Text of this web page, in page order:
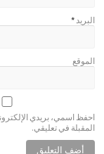
البريد*
الموقع
احفظ اسمي، بريدي
المقبلة في تعليقي.